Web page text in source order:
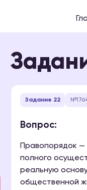
Задание 22
Вопрос:
Правопорядок —
полного
реальную
общественной